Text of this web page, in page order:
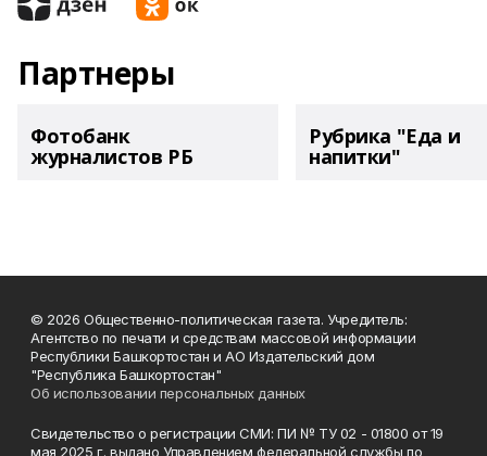
Партнеры
Фотобанк
журналистов РБ
Рубрика "Еда и
напитки"
© 2026 Общественно-политическая газета. Учредитель:
Агентство по печати и средствам массовой информации
Республики Башкортостан и АО Издательский дом
"Республика Башкортостан"
Об использовании персональных данных
Свидетельство о регистрации СМИ: ПИ № ТУ 02 - 01800 от 19
мая 2025 г. выдано Управлением федеральной службы по